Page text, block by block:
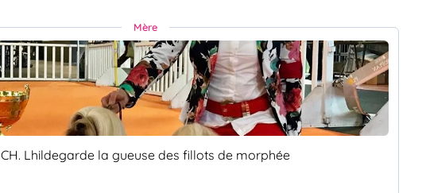
Mère
CH. Lhildegarde la gueuse des fillots de morphée